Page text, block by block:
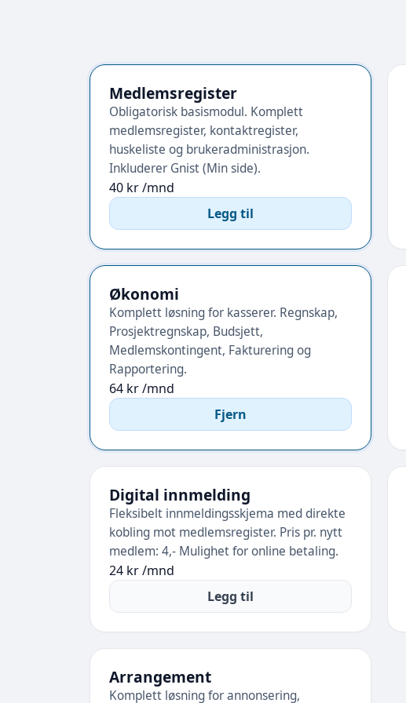
Medlemsregister
Obligatorisk basismodul. Komplett
medlemsregister, kontaktregister,
huskeliste og brukeradministrasjon.
Inkluderer Gnist (Min side).
40 kr /mnd
Legg til
Økonomi
Komplett løsning for kasserer. Regnskap,
Prosjektregnskap, Budsjett,
Medlemskontingent, Fakturering og
Rapportering.
64 kr /mnd
Fjern
Digital innmelding
Fleksibelt innmeldingsskjema med direkte
kobling mot medlemsregister. Pris pr. nytt
medlem: 4,- Mulighet for online betaling.
24 kr /mnd
Legg til
Arrangement
Komplett løsning for annonsering,